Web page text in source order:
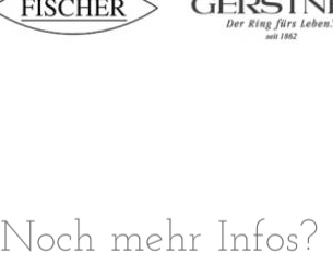
Noch mehr Infos?